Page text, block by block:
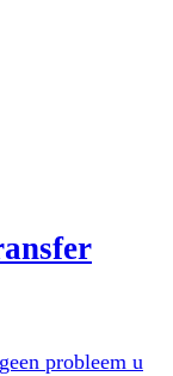
probleem u